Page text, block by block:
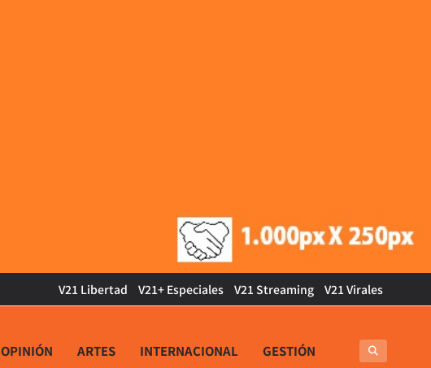
V21 Libertad V21+ Especiales V21 Streaming V21 Virales
OPINIÓN ARTES INTERNACIONAL GESTIÓN